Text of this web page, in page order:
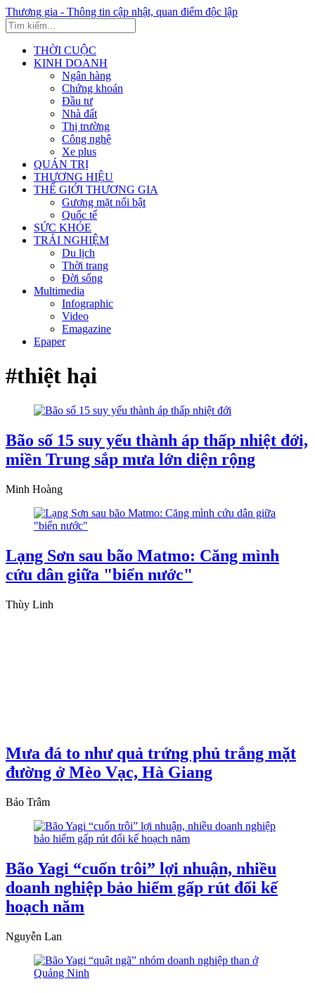
Thương gia - Thông tin cập nhật, quan điểm độc lập
THỜI CUỘC
KINH DOANH
Ngân hàng
Chứng khoán
Đầu tư
Nhà đất
Thị trường
Công nghệ
Xe plus
QUẢN TRỊ
THƯƠNG HIỆU
THẾ GIỚI THƯƠNG GIA
Gương mặt nổi bật
Quốc tế
SỨC KHỎE
TRẢI NGHIỆM
Du lịch
Thời trang
Đời sống
Multimedia
Infographic
Video
Emagazine
Epaper
#thiệt hại
Bão số 15 suy yếu thành áp thấp nhiệt đới,
miền Trung sắp mưa lớn diện rộng
Minh Hoàng
Lạng Sơn sau bão Matmo: Căng mình
cứu dân giữa "biển nước"
Thùy Linh
Mưa đá to như quả trứng phủ trắng mặt
đường ở Mèo Vạc, Hà Giang
Bảo Trâm
Bão Yagi “cuốn trôi” lợi nhuận, nhiều
doanh nghiệp bảo hiểm gấp rút đổi kế
hoạch năm
Nguyễn Lan